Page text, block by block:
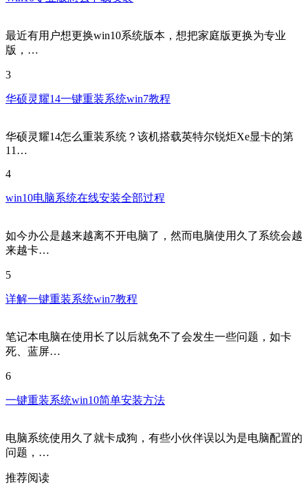
最近有用户想更换win10系统版本，想把家庭版更换为专业
版，…
3
华硕灵耀14一键重装系统win7教程
华硕灵耀14怎么重装系统？该机搭载英特尔锐炬Xe显卡的第
11…
4
win10电脑系统在线安装全部过程
如今办公是越来越离不开电脑了，然而电脑使用久了系统会越
来越卡…
5
详解一键重装系统win7教程
笔记本电脑在使用长了以后就免不了会发生一些问题，如卡
死、蓝屏…
6
一键重装系统win10简单安装方法
电脑系统使用久了就卡成狗，有些小伙伴误以为是电脑配置的
问题，…
推荐阅读